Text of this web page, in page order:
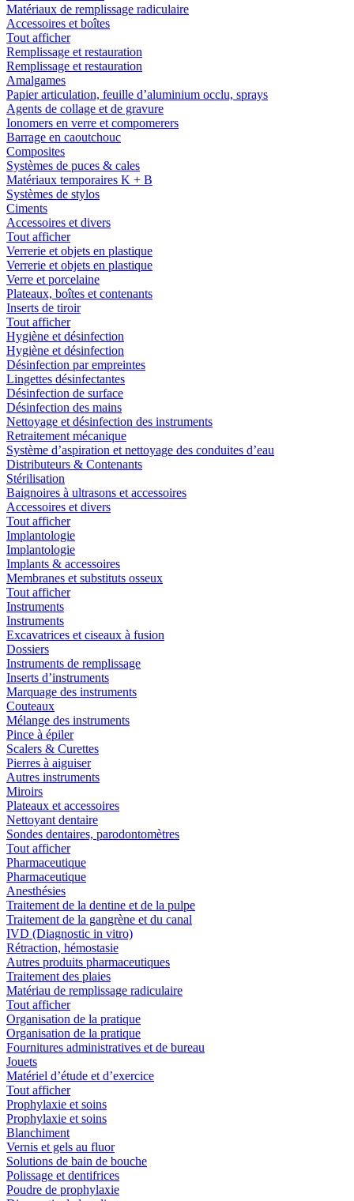
Matériaux de remplissage radiculaire
Accessoires et boîtes
Tout afficher
Remplissage et restauration
Remplissage et restauration
Amalgames
Papier articulation, feuille d’aluminium occlu, sprays
Agents de collage et de gravure
Ionomers en verre et compomerers
Barrage en caoutchouc
Composites
Systèmes de puces & cales
Matériaux temporaires K + B
Systèmes de stylos
Ciments
Accessoires et divers
Tout afficher
Verrerie et objets en plastique
Verrerie et objets en plastique
Verre et porcelaine
Plateaux, boîtes et contenants
Inserts de tiroir
Tout afficher
Hygiène et désinfection
Hygiène et désinfection
Désinfection par empreintes
Lingettes désinfectantes
Désinfection de surface
Désinfection des mains
Nettoyage et désinfection des instruments
Retraitement mécanique
Système d’aspiration et nettoyage des conduites d’eau
Distributeurs & Contenants
Stérilisation
Baignoires à ultrasons et accessoires
Accessoires et divers
Tout afficher
Implantologie
Implantologie
Implants & accessoires
Membranes et substituts osseux
Tout afficher
Instruments
Instruments
Excavatrices et ciseaux à fusion
Dossiers
Instruments de remplissage
Inserts d’instruments
Marquage des instruments
Couteaux
Mélange des instruments
Pince à épiler
Scalers & Curettes
Pierres à aiguiser
Autres instruments
Miroirs
Plateaux et accessoires
Nettoyant dentaire
Sondes dentaires, parodontomètres
Tout afficher
Pharmaceutique
Pharmaceutique
Anesthésies
Traitement de la dentine et de la pulpe
Traitement de la gangrène et du canal
IVD (Diagnostic in vitro)
Rétraction, hémostasie
Autres produits pharmaceutiques
Traitement des plaies
Matériau de remplissage radiculaire
Tout afficher
Organisation de la pratique
Organisation de la pratique
Fournitures administratives et de bureau
Jouets
Matériel d’étude et d’exercice
Tout afficher
Prophylaxie et soins
Prophylaxie et soins
Blanchiment
Vernis et gels au fluor
Solutions de bain de bouche
Polissage et dentifrices
Poudre de prophylaxie